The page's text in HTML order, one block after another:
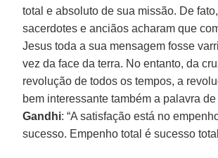
total e absoluto de sua missão. De
sacerdotes e anciãos acharam que
Jesus toda a sua mensagem fosse
vez da face da terra. No entanto, da
revolução de todos os tempos, a
bem interessante também a palavra de
Gandhi: “A satisfação está no
sucesso. Empenho total é sucesso